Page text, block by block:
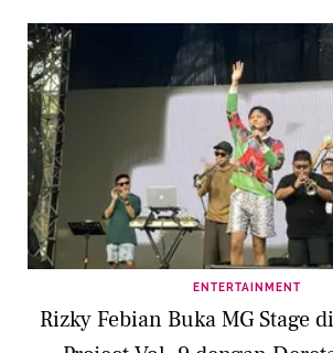
ENTERTAINMENT
Rizky Febian Buka MG Stage